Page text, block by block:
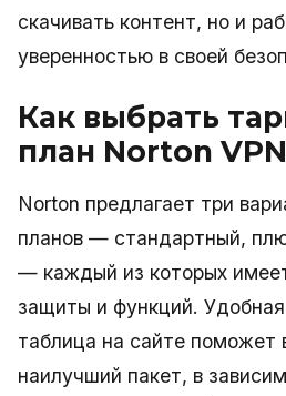
скачивать контент, но и
уверенностью в своей
Как выбрать
план Norton VPN
Norton предлагает три
планов — стандартный,
— каждый из которых
защиты и функций.
таблица на сайте поможет
наилучший пакет, в